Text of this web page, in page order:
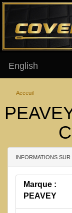
English
Acceuil
INFORMATIONS SUR
Marque :
PEAVEY